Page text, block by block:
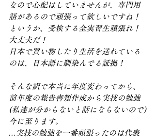
なので心配はしていませんが、専門用
語があるので頑張って欲しいですね！
というか、受検する全実習生頑張れ！
大丈夫だ！
日本で買い物したり生活を送れている
のは、日本語に馴染んでる証拠！
そんな訳で本当に年度変わってから、
前年度の報告書類作成から実技の勉強
(私達が分からないと話にならないので)
今に至ります。
…実技の勉強を一番頑張ったのは代表